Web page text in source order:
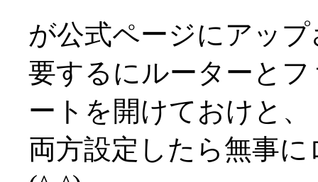
が公式ページにアッ
要するにルーターと
ートを開けておけと、
両方設定したら無事